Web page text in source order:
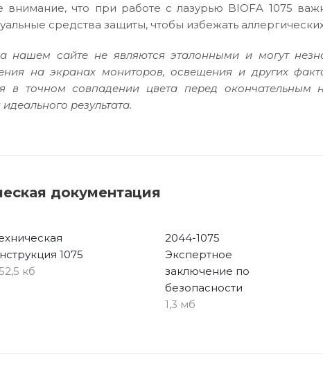
внимание, что при работе с лазурью BIOFA 1075
средства защиты, чтобы избежать
нашем сайте не являются эталонными и могут
на экранах мониторов, освещения и других
в точном совпадении цвета перед
результата.
документация
1075
кб
2044-1075
Экспертное
заключение по
безопасности
1,3 мб